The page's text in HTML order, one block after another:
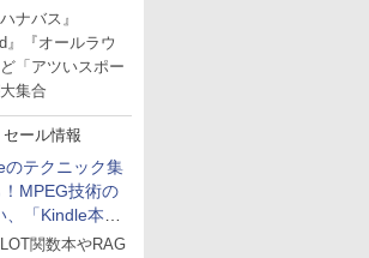
週末セール
ナバス』
』『オールラウ
「アツいスポー
集合
セール情報
のテクニック集
MPEG技術の
「Kindle本サ
第2弾開始！
関数本やRAG